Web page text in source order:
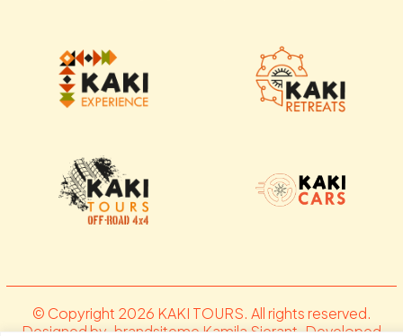
© Copyright 2026 KAKI TOURS. All rights reserved.
Designed by .brandsiteme Kamila Sierant. Developed